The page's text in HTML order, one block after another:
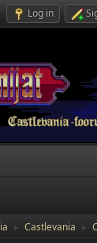
Log in
► Castlevania ►